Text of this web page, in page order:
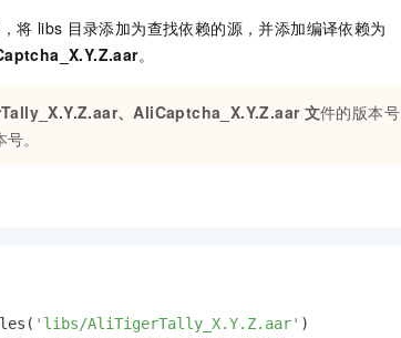
将 libs 目录添加为查找依赖的源，并添加编译依赖为
。
、AliCaptcha_X.Y.Z.aar 文件的版本号
。
'libs/AliTigerTally_X.Y.Z.aar' )